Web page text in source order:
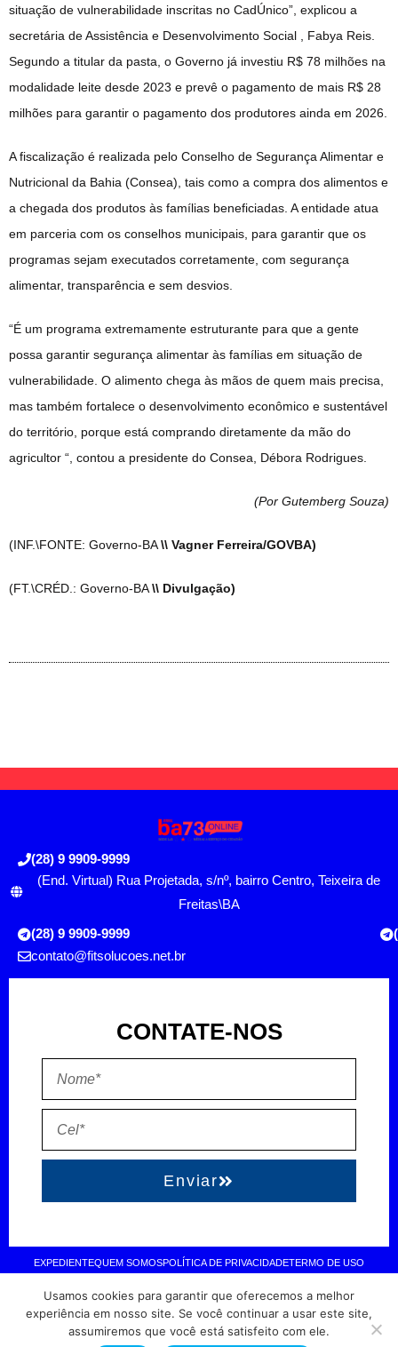
situação de vulnerabilidade inscritas no CadÚnico”, explicou a
secretária de Assistência e Desenvolvimento Social , Fabya Reis.
Segundo a titular da pasta, o Governo já investiu R$ 78 milhões na
modalidade leite desde 2023 e prevê o pagamento de mais R$ 28
milhões para garantir o pagamento dos produtores ainda em 2026.
A fiscalização é realizada pelo Conselho de Segurança Alimentar e
Nutricional da Bahia (Consea), tais como a compra dos alimentos e
a chegada dos produtos às famílias beneficiadas. A entidade atua
em parceria com os conselhos municipais, para garantir que os
programas sejam executados corretamente, com segurança
alimentar, transparência e sem desvios.
“É um programa extremamente estruturante para que a gente
possa garantir segurança alimentar às famílias em situação de
vulnerabilidade. O alimento chega às mãos de quem mais precisa,
mas também fortalece o desenvolvimento econômico e sustentável
do território, porque está comprando diretamente da mão do
agricultor “, contou a presidente do Consea, Débora Rodrigues.
(Por Gutemberg Souza)
(INF.\FONTE: Governo-BA\\ Vagner Ferreira/GOVBA)
(FT.\CRÉD.: Governo-BA\\ Divulgação)
(28) 9 9909-9999
(End. Virtual) Rua Projetada, s/nº, bairro Centro, Teixeira de
Freitas\BA
(28) 9 9909-9999
contato@fitsolucoes.net.br
CONTATE-NOS
Enviar
EXPEDIENTEQUEM SOMOSPOLÍTICA DE PRIVACIDADETERMO DE USO
Direitos reservados à FIT Soluções = Atualizado pelo Consórcio de
Agências: Kriativuz – Philadelphia – AGS2 = Hospedado em
Usamos cookies para garantir que oferecemos a melhor
experiência em nosso site. Se você continuar a usar este site,
assumiremos que você está satisfeito com ele.